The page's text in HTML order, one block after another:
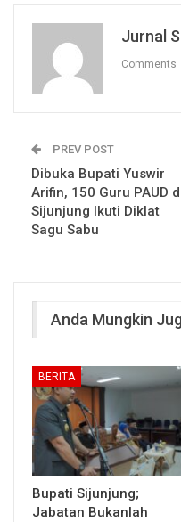
Jurnal
Comments
PREV POST
Dibuka Bupati Yuswir
Arifin, 150 Guru PAUD
Sijunjung Ikuti Diklat
Sagu Sabu
Anda Mungkin
BERITA
Bupati Sijunjung;
Jabatan Bukanlah